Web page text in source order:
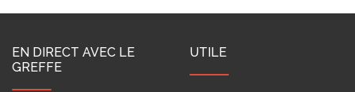
EN DIRECT AVEC LE
GREFFE
UTILE